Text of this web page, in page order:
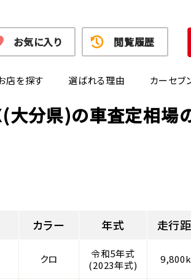
店を探す 選ばれる理由 カーセブ
お気に入り 閲覧履歴
大分県)の車査定相場
カラー 年式 走行
クロ
令和5年式
(2023年式)